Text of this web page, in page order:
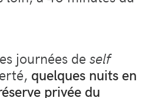
journées de self
quelques nuits en
privée du